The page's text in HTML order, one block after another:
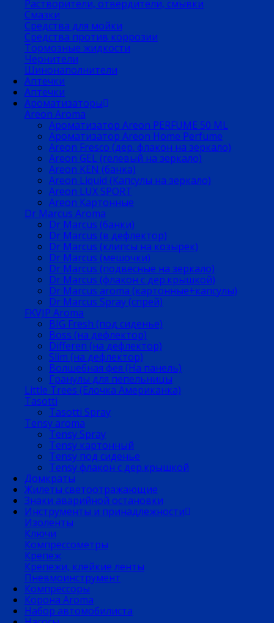
Растворители, отвердители, смывки
Смазки
Средства для мойки
Средства против коррозии
Тормозные жидкости
Чернители
Шинонаполнители
Аптечки
Аптечки
Ароматизаторы
Areon Aroma
Ароматизатор Areon PERFUME 50 ML
Ароматизатор Areon Home Perfume
Areon Fresco (дер. флакон на зеркало)
Areon GEL (гелевый на зеркало)
Areon KEN (банка)
Areon Liquid (Капсулы на зеркало)
Areon LUX SPORT
Areon Картонные
Dr Marcus Aroma
Dr Marcus (банки)
Dr Marcus (в дефлектор)
Dr Marcus (клипсы на козырек)
Dr Marcus (мешочки)
Dr Marcus (подвесные на зеркало)
Dr Marcus (флакон с дер.крышкой)
Dr Marcus aroma (картонные+капсулы)
Dr Marcus Spray (спрей)
FKVJP Aroma
BIG Fresh (под сиденье)
Boss (на дефлектор)
Differen (на дефлектор)
Slim (на дефлектор)
Волшебная фея (На панель)
Гранулы для пепельницы
Little Trees (Елочка Американка)
Tasotti
Tasotti Spray
Tensy aroma
Tensy Spray
Tensy картонный
Tensy под сиденье
Tensy флакон с дер.крышкой
Домкраты
Жилеты светоотражающие
Знаки аварийной остановки
Инструменты и принадлежности
Изоленты
Ключи
Компрессометры
Крепеж
Крепежи, клейкие ленты
Пневмоинструмент
Компрессоры
Корона Aroma
Набор автомобилиста